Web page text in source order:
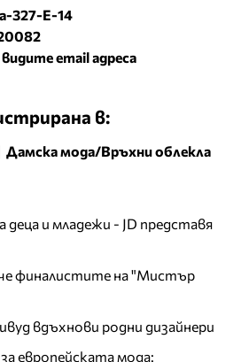
327-E-14
email адреса
в:
Дамска мода/Връхни облекла
деца и младежи - JD представя
финалистите на "Мистър
вдъхнови родни дизайнери
европейската мода: